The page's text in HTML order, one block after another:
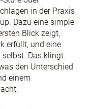
in der Praxis
Dazu eine simple
Blick zeigt,
erfüllt, und eine
Das klingt
den Unterschied
einem